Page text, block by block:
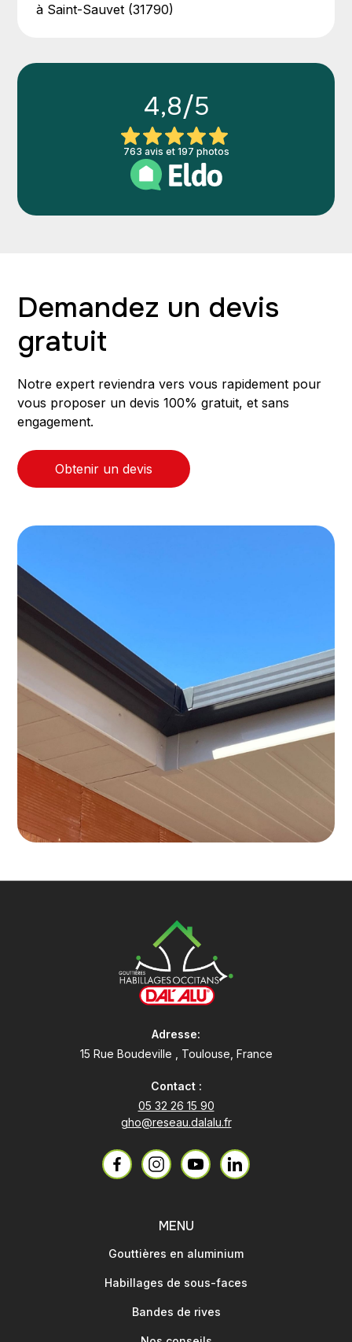
à Saint-Sauvet (31790)
4,8/5
763 avis et 197 photos
Demandez un devis
gratuit
Notre expert reviendra vers vous rapidement pour
vous proposer un devis 100% gratuit, et sans
engagement.
Obtenir un devis
Adresse:
15 Rue Boudeville , Toulouse, France
Contact :
05 32 26 15 90
gho@reseau.dalalu.fr
MENU
Gouttières en aluminium
Habillages de sous-faces
Bandes de rives